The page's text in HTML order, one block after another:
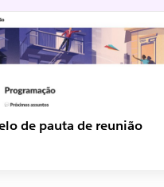
de pauta de reunião